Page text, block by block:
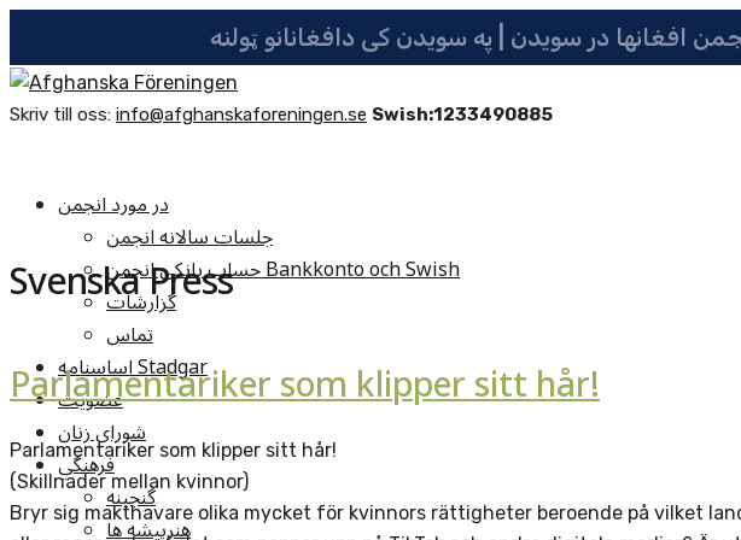
Skriv till oss: info@afghanskaforeningen.se Swish:1233490885
در مورد انجمن
جلسات سالانه انجمن
حساب بانکی انجمن Bankkonto och Swish
گزارشات
تماس
اساسنامه Stadgar
عضویت
شوراي زنان
فرهنگي
گنجينه
هنرپيشه ها
Svenska Press
Parlamentariker som klipper sitt hår!
Parlamentariker som klipper sitt hår!
(Skillnader mellan kvinnor)
Bryr sig makthavare olika mycket för kvinnors rättigheter beroende på vilket